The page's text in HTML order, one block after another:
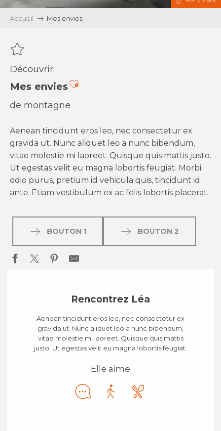
Accueil Mes envies
Découvrir
Mes enviesAjouter aux favoris
de montagne
Aenean tincidunt eros leo, nec consectetur ex
gravida ut. Nunc aliquet leo a nunc bibendum,
vitae molestie mi laoreet. Quisque quis mattis justo.
Ut egestas velit eu magna lobortis feugiat. Morbi
odio purus, pretium id vehicula quis, tincidunt id
ante. Etiam vestibulum ex ac felis lobortis placerat.
BOUTON 1 BOUTON 2
Rencontrez Léa
Aenean tincidunt eros leo, nec consectetur ex
gravida ut. Nunc aliquet leo a nunc bibendum,
vitae molestie mi laoreet. Quisque quis mattis
justo. Ut egestas velit eu magna lobortis feugiat.
Elle aime